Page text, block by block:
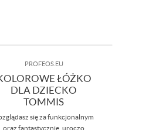
PROFEOS.EU
ŁÓŻKO
DLA DZIECKO
TOMMIS
się za funkcjonalnym
oraz fantastycznie, uroczo